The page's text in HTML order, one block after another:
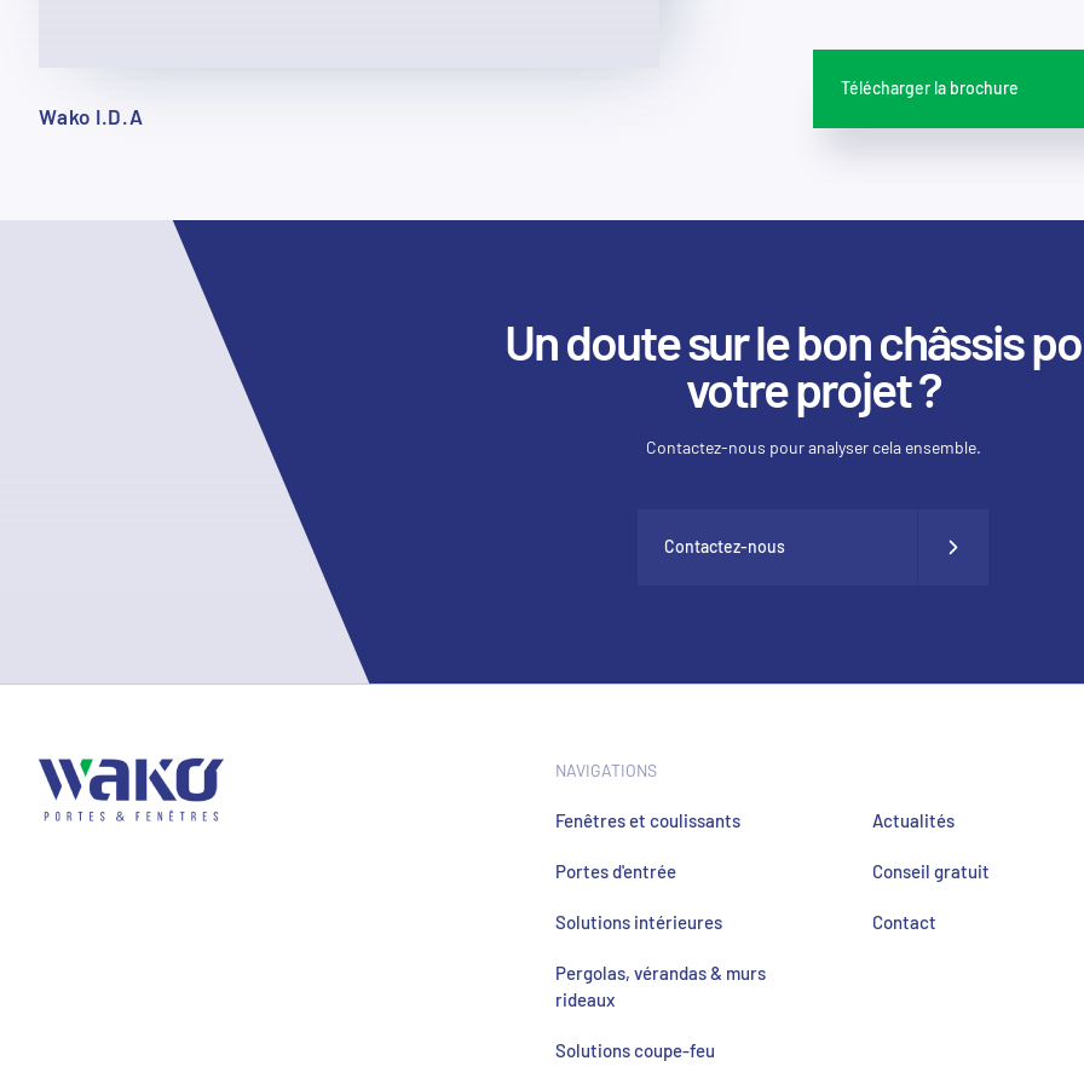
Wako I.D.A
Télécharger la brochure
Un doute sur le bon châssis
votre projet ?
Contactez-nous pour analyser cela ensemble.
Contactez-nous
NAVIGATIONS
Fenêtres et coulissants
Portes d'entrée
Solutions intérieures
Pergolas, vérandas & murs
rideaux
Solutions coupe-feu
Actualités
Conseil gratuit
Contact